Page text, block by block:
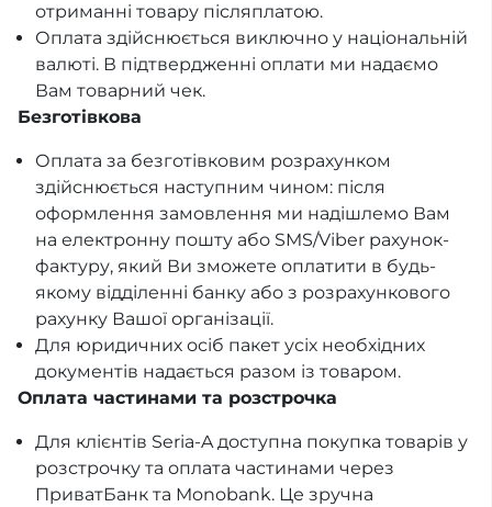
отриманні товару післяплатою.
Оплата здійснюється виключно у національній
валюті. В підтвердженні оплати ми надаємо
Вам товарний чек.
Безготівкова
Оплата за безготівковим розрахунком
здійснюється наступним чином: після
оформлення замовлення ми надішлемо Вам
на електронну пошту або SMS/Viber рахунок-
фактуру, який Ви зможете оплатити в будь-
якому відділенні банку або з розрахункового
рахунку Вашої організації.
Для юридичних осіб пакет усіх необхідних
документів надається разом із товаром.
Оплата частинами та розстрочка
Для клієнтів Seria-A доступна покупка товарів у
розстрочку та оплата частинами через
ПриватБанк та Monobank. Це зручна